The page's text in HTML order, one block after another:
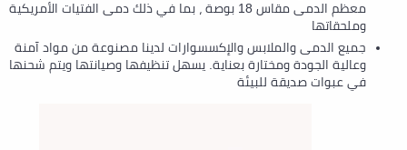
معظم الدمى مقاس 18 بوصة ، بما في ذلك دمى الفتيات الأمريكية
وملحقاتها
جميع الدمى والملابس والإكسسوارات لدينا مصنوعة من مواد آمنة
وعالية الجودة ومختارة بعناية. يسهل تنظيفها وصيانتها ويتم شحنها
في عبوات صديقة للبيئة